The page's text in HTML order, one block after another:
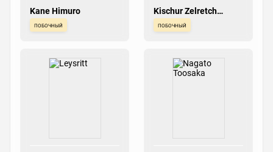
Kane Himuro
побочный
Kischur Zelretch
Schweinorg
побочный